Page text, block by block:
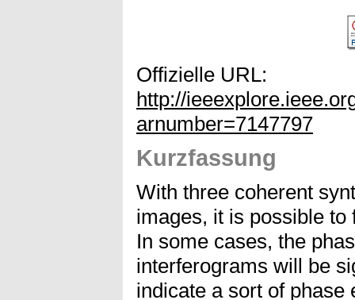
Offizielle URL:
http://
arnumber=7147797
Kurzfassung
With three coherent
images, it is possible
In some cases, the
interferograms will be
indicate a sort of